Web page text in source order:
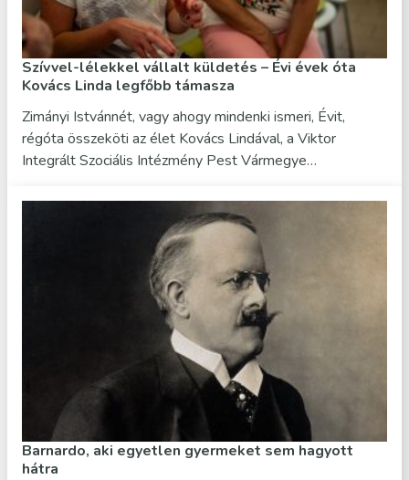
Szívvel-lélekkel vállalt küldetés – Évi évek óta
Kovács Linda legfőbb támasza
Zimányi Istvánnét, vagy ahogy mindenki ismeri, Évit,
régóta összeköti az élet Kovács Lindával, a Viktor
Integrált Szociális Intézmény Pest Vármegye…
Barnardo, aki egyetlen gyermeket sem hagyott
hátra